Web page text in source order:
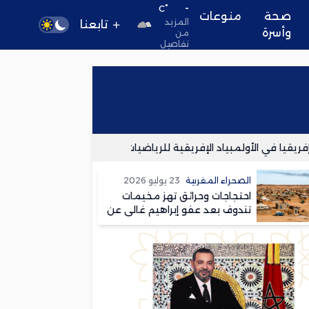
صحة
وأسرة
منوعات
-
°C
المزيد
من
تفاصيل
تابعنا
في الأولمبياد الإفريقية للرياضيات
الصحراء المغربية 23 يوليو 2026
احتجاجات وحرائق تهز مخيمات
تندوف بعد عفو إبراهيم غالي عن
متهم بقتل امرأة